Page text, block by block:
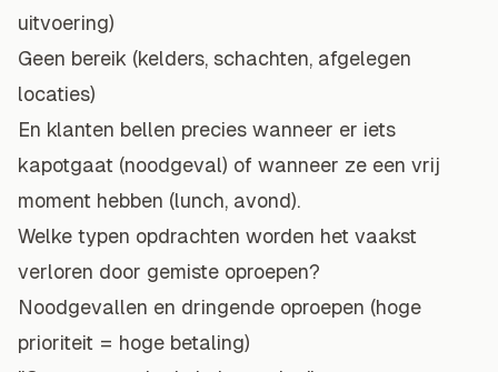
uitvoering)
Geen bereik (kelders, schachten, afgelegen
locaties)
En klanten bellen precies wanneer er iets
kapotgaat (noodgeval) of wanneer ze een vrij
moment hebben (lunch, avond).
Welke typen opdrachten worden het vaakst
verloren door gemiste oproepen?
Noodgevallen en dringende oproepen (hoge
prioriteit = hoge betaling)